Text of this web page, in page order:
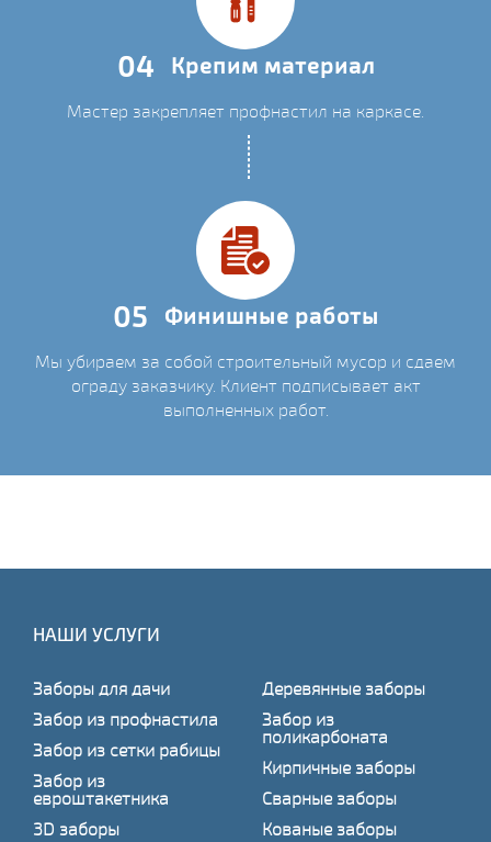
04 Крепим материал
Мастер закрепляет профнастил на каркасе.
05 Финишные работы
Мы убираем за собой строительный мусор и сдаем
ограду заказчику. Клиент подписывает акт
выполненных работ.
НАШИ УСЛУГИ
Заборы для дачи
Забор из профнастила
Забор из сетки рабицы
Забор из
евроштакетника
3D заборы
Деревянные заборы
Забор из
поликарбоната
Кирпичные заборы
Сварные заборы
Кованые заборы